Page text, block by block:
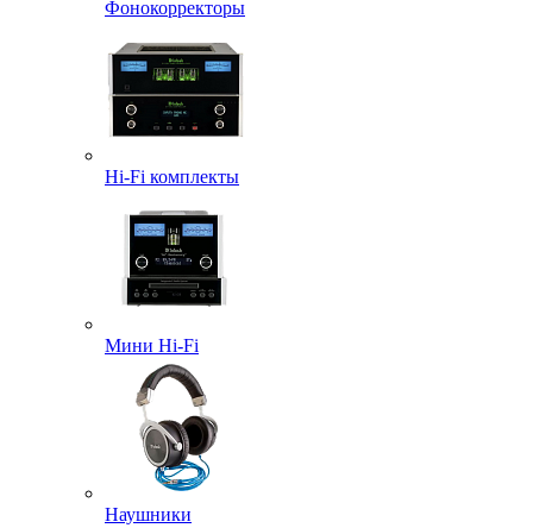
Фонокорректоры
Hi-Fi комплекты
Мини Hi-Fi
Наушники